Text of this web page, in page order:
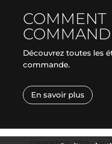
COMMENT
Découvrez toutes les
commande.
En savoir plus